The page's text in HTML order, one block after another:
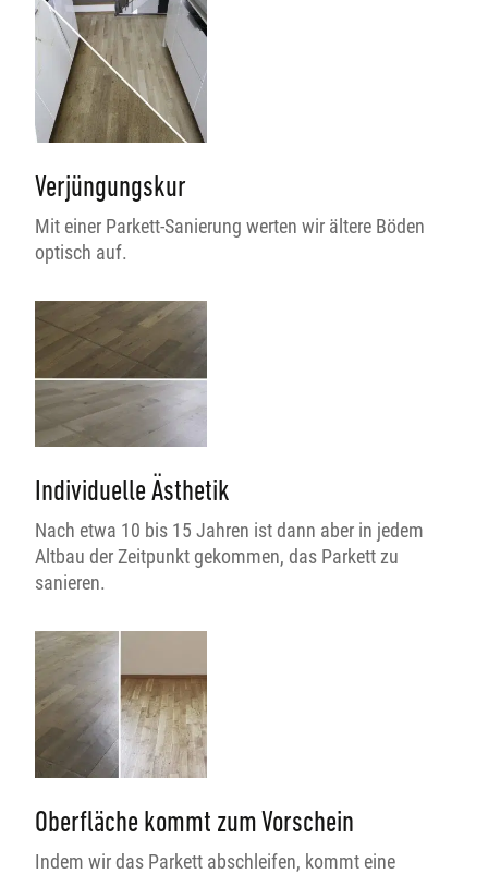
Verjüngungskur
Mit einer Parkett-Sanierung werten wir ältere Böden
optisch auf.
Individuelle Ästhetik
Nach etwa 10 bis 15 Jahren ist dann aber in jedem
Altbau der Zeitpunkt gekommen, das Parkett zu
sanieren.
Oberfläche kommt zum Vorschein
Indem wir das Parkett abschleifen, kommt eine